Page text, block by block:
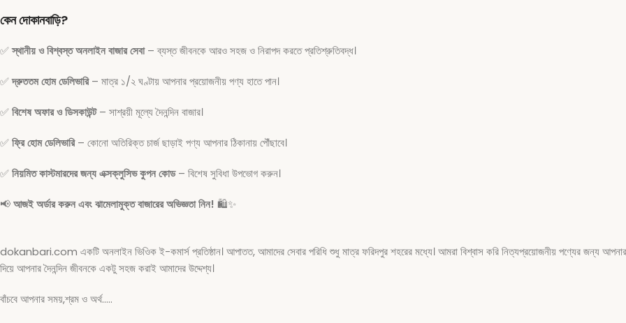
কেন দোকানবাড়ি?
✅স্থানীয় ও বিশ্বস্ত অনলাইন বাজার সেবা– ব্যস্ত জীবনকে আরও সহজ ও নিরাপদ করতে প্রতিশ্রুতিবদ্ধ।
✅দ্রুততম হোম ডেলিভারি– মাত্র ১/২ ঘণ্টায় আপনার প্রয়োজনীয় পণ্য হাতে পান।
✅ বিশেষ অফার ও ডিসকাউন্ট– সাশ্রয়ী মূল্যে দৈনন্দিন বাজার।
✅ ফ্রি হোম ডেলিভারি– কোনো অতিরিক্ত চার্জ ছাড়াই পণ্য আপনার ঠিকানায় পৌঁছাবে।
✅ নিয়মিত কাস্টমারদের জন্য এক্সক্লুসিভ কুপন কোড– বিশেষ সুবিধা উপভোগ করুন।
📢আজই অর্ডার করুন এবং ঝামেলামুক্ত বাজারের অভিজ্ঞতা নিন! 🛍️✨
dokanbari.com একটি অনলাইন ভিওিক ই-কমার্স প্রতিষ্ঠান। আপাতত, আমাদের সেবার পরিধি শুধু মাত্র ফরিদপুর শহরের মধ্যে। আমরা বিশ্বাস করি নিত্যপ্রয়োজনীয় পণ্যের জন্য
দিয়ে আপনার দৈনন্দিন জীবনকে একটু সহজ করাই আমাদের উদ্দেশ্য।
বাঁচবে আপনার সময়,শ্রম ও অর্থ…..